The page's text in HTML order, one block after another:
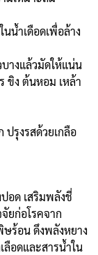
น้ำเดือดเพื่อล้าง
างแล้วมัดให้แน่น
ขิง ต้นหอม เหล้า
รุงรสด้วยเกลือ
อด เสริมพลังชี่
ยก่อโรคจาก
ร้อน ดึงพลังหยาง
อดและสารน้ำใน